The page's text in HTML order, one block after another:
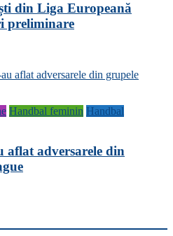
din Liga Europeană
preliminare
Handbal feminin Handbal
aflat adversarele din